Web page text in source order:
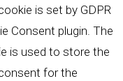
is set by GDPR
Consent plugin. The
is used to store the
for the